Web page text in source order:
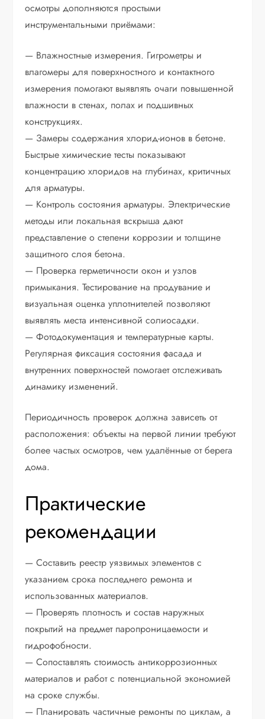
осмотры дополняются простыми
инструментальными приёмами:
— Влажностные измерения. Гигрометры и
влагомеры для поверхностного и контактного
измерения помогают выявлять очаги повышенной
влажности в стенах, полах и подшивных
конструкциях.
— Замеры содержания хлорид-ионов в бетоне.
Быстрые химические тесты показывают
концентрацию хлоридов на глубинах, критичных
для арматуры.
— Контроль состояния арматуры. Электрические
методы или локальная вскрыша дают
представление о степени коррозии и толщине
защитного слоя бетона.
— Проверка герметичности окон и узлов
примыкания. Тестирование на продувание и
визуальная оценка уплотнителей позволяют
выявлять места интенсивной солиосадки.
— Фотодокументация и температурные карты.
Регулярная фиксация состояния фасада и
внутренних поверхностей помогает отслеживать
динамику изменений.
Периодичность проверок должна зависеть от
расположения: объекты на первой линии требуют
более частых осмотров, чем удалённые от берега
дома.
Практические
рекомендации
— Составить реестр уязвимых элементов с
указанием срока последнего ремонта и
использованных материалов.
— Проверять плотность и состав наружных
покрытий на предмет паропроницаемости и
гидрофобности.
— Сопоставлять стоимость антикоррозионных
материалов и работ с потенциальной экономией
на сроке службы.
— Планировать частичные ремонты по циклам, а